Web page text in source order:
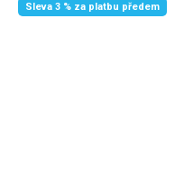
Sleva 3 % za platbu předem